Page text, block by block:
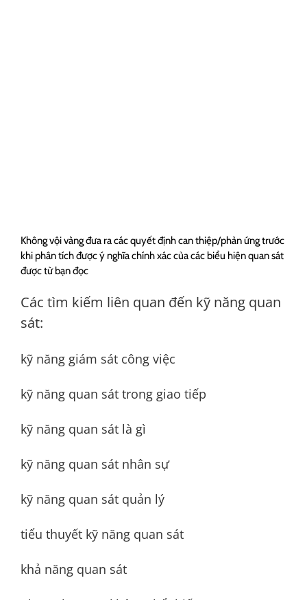
Không vội vàng đưa ra các quyết định can thiệp/phản ứng trước
khi phân tích được ý nghĩa chính xác của các biểu hiện quan sát
được từ bạn đọc
Các tìm kiếm liên quan đến kỹ năng quan
sát:
kỹ năng giám sát công việc
kỹ năng quan sát trong giao tiếp
kỹ năng quan sát là gì
kỹ năng quan sát nhân sự
kỹ năng quan sát quản lý
tiểu thuyết kỹ năng quan sát
khả năng quan sát